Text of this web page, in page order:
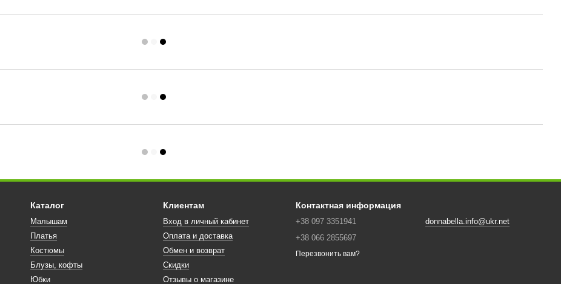
Каталог
Малышам
Платья
Костюмы
Блузы, кофты
Юбки
Клиентам
Вход в личный кабинет
Оплата и доставка
Обмен и возврат
Скидки
Отзывы о магазине
Контактная информация
+38 097 3351941
+38 066 2855697
Перезвонить вам?
donnabella.info@ukr.net